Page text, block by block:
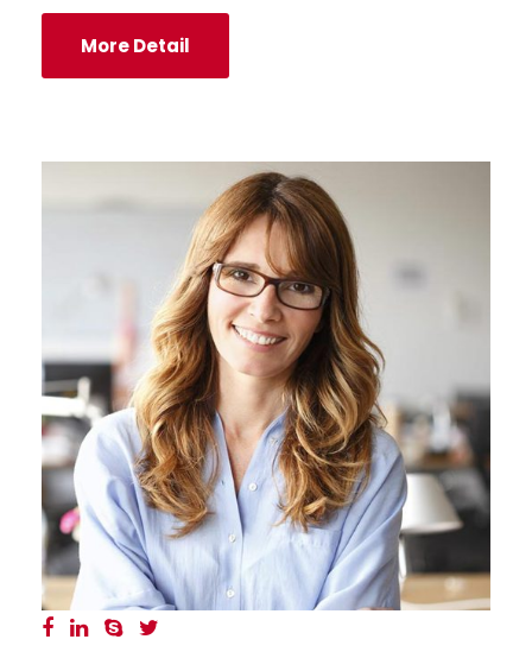
More Detail